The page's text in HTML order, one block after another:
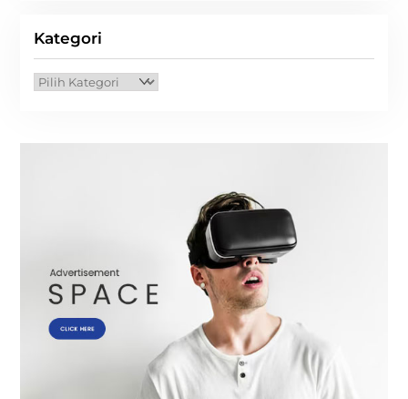
Kategori
Kategori